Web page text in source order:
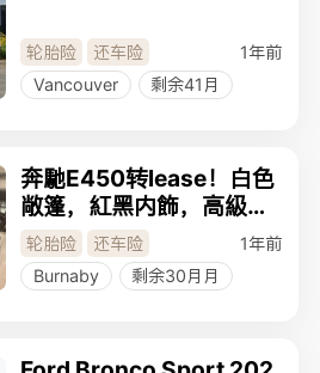
轮胎险 还车险
1年前
Vancouver
剩余41月
奔馳E450转lease！白色
敞篷，紅黑内飾，高級小
跑車（男女都適合）
轮胎险 还车险
1年前
Burnaby
剩余30月月